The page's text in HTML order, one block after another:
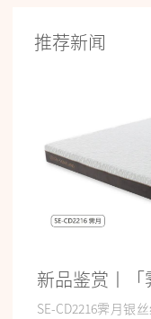
推荐新闻
SE-CD2216霁月银